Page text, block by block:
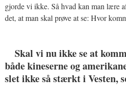
gjorde vi ikke. Så hvad kan man lære
det, at man skal prøve at se: Hvor
Skal vi nu ikke se at
både kineserne og
slet ikke så stærkt i Vesten,